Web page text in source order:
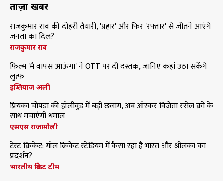
ताज़ा खबरें
राजकुमार राव की दोहरी तैयारी, 'प्रहार' और फिर 'रफ्तार' से जीतने आएंगे
जनता का दिल?
राजकुमार राव
फिल्म 'मैं वापस आऊंगा' ने OTT पर दी दस्तक, जानिए कहां उठा सकेंगे
लुत्फ
इम्तियाज अली
प्रियंका चोपड़ा की हॉलीवुड में बड़ी छलांग, अब ऑस्कर विजेता रसेल क्रो के
साथ मचाएंगी धमाल
एसएस राजामौली
टेस्ट क्रिकेट: गॉल क्रिकेट स्टेडियम में कैसा रहा है भारत और श्रीलंका का
प्रदर्शन?
भारतीय क्रिकेट टीम